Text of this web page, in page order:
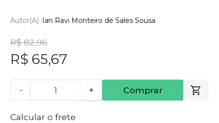
Autor(a): Ian Ravi Monteiro de Sales Sousa
R$ 82,96
R$ 65,67
- + Comprar
Calcular o frete